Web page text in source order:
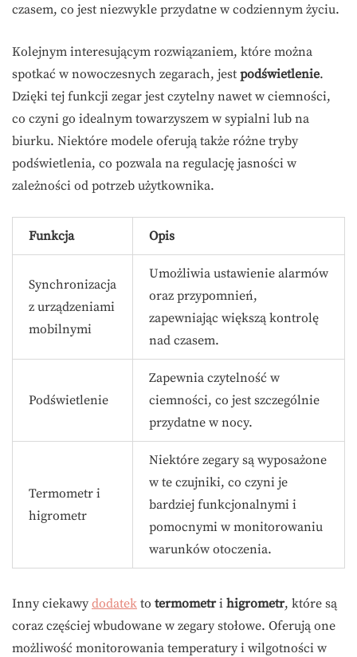
czasem, co jest niezwykle przydatne w codziennym życiu.
Kolejnym interesującym rozwiązaniem, które można
spotkać w nowoczesnych zegarach, jest podświetlenie.
Dzięki tej funkcji zegar jest czytelny nawet w ciemności,
co czyni go idealnym towarzyszem w sypialni lub na
biurku. Niektóre modele oferują także różne tryby
podświetlenia, co pozwala na regulację jasności w
zależności od potrzeb użytkownika.
Funkcja Opis
Synchronizacja
z urządzeniami
mobilnymi
Umożliwia ustawienie alarmów
oraz przypomnień,
zapewniając większą kontrolę
nad czasem.
Podświetlenie
Zapewnia czytelność w
ciemności, co jest szczególnie
przydatne w nocy.
Termometr i
higrometr
Niektóre zegary są wyposażone
w te czujniki, co czyni je
bardziej funkcjonalnymi i
pomocnymi w monitorowaniu
warunków otoczenia.
Inny ciekawy dodatek to termometri higrometr, które są
coraz częściej wbudowane w zegary stołowe. Oferują one
możliwość monitorowania temperatury i wilgotności w